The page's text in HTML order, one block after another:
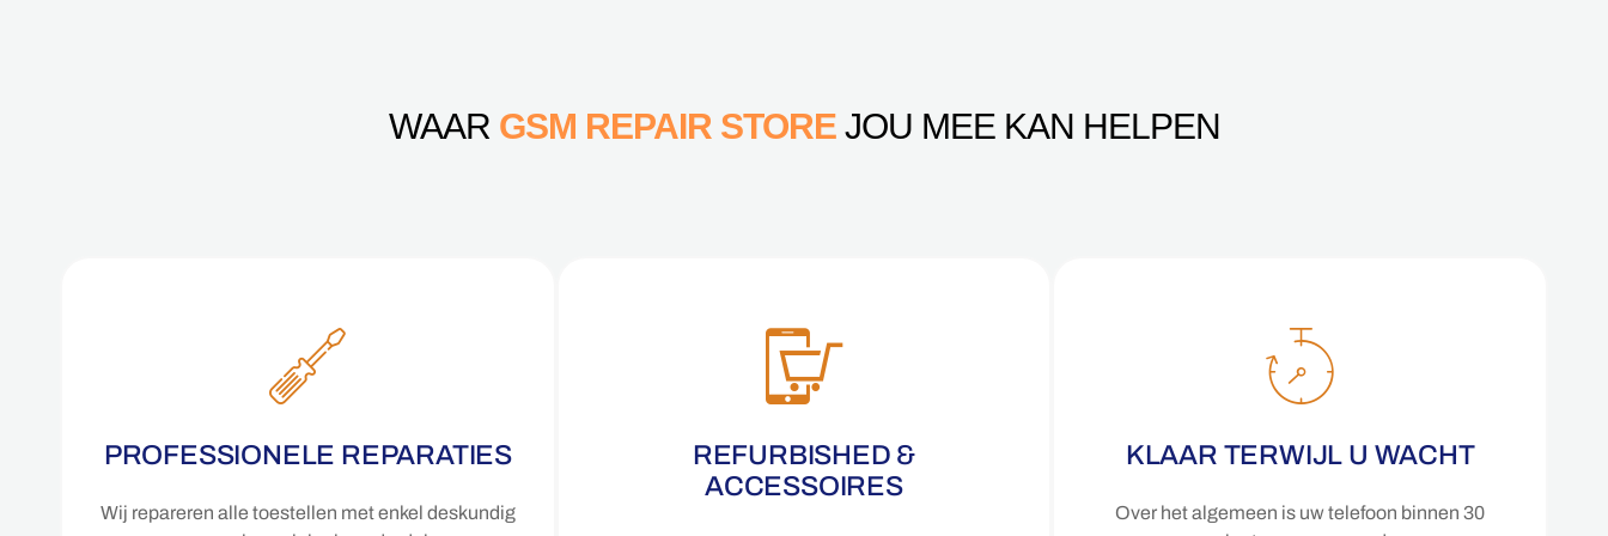
WAAR GSM REPAIR STOREJOU MEE KAN HELPEN
PROFESSIONELE REPARATIES
Wij repareren alle toestellen met enkel deskundig
REFURBISHED &
ACCESSOIRES
KLAAR TERWIJL U WACHT
Over het algemeen is uw telefoon binnen 30